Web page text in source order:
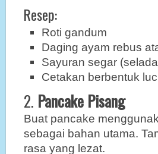
Resep:
Roti gandum
Daging ayam rebus
Sayuran segar
Cetakan berbentuk
2. Pancake Pisang
Buat pancake
sebagai bahan utama.
rasa yang lezat.